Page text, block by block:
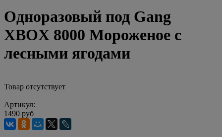
Одноразовый под Gang
XBOX 8000 Мороженое с
лесными ягодами
Товар отсутствует
Артикул:
1490 руб